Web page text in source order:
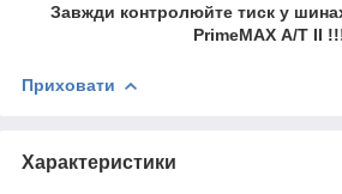
Завжди контролюйте тиск у
PrimeMAX А/Т II
Приховати
Характеристики